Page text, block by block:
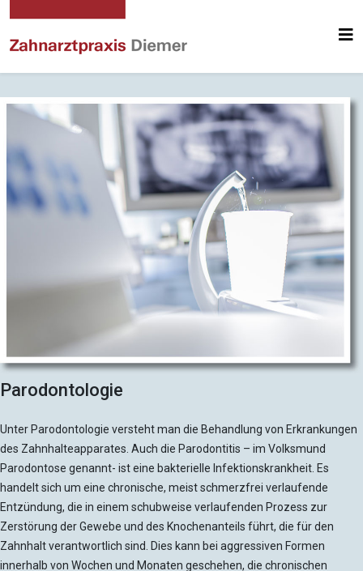
Parodontologie
Unter Parodontologie versteht man die Behandlung von Erkrankungen
des Zahnhalteapparates. Auch die Parodontitis – im Volksmund
Parodontose genannt- ist eine bakterielle Infektionskrankheit. Es
handelt sich um eine chronische, meist schmerzfrei verlaufende
Entzündung, die in einem schubweise verlaufenden Prozess zur
Zerstörung der Gewebe und des Knochenanteils führt, die für den
Zahnhalt verantwortlich sind. Dies kann bei aggressiven Formen
innerhalb von Wochen und Monaten geschehen, die chronischen